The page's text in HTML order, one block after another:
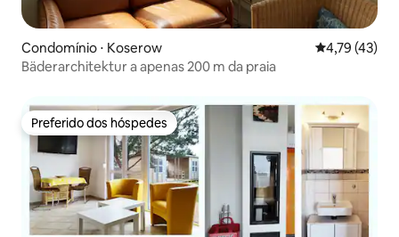
Condomínio ⋅ Koserow 4,79 de uma
4,79 (43)
Bäderarchitektur a apenas 200 m da praia
Preferido dos hóspedes
Preferido dos hóspedes